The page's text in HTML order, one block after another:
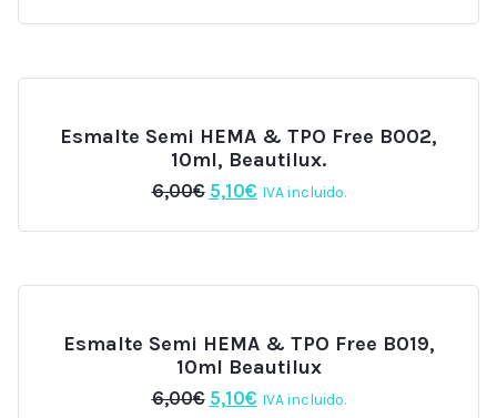
originalactual
Esmalte Semi HEMA & TPO Free B002,
10ml, Beautilux.
6,00€ El
original
5,10€El
actual
IVA incluido.
Esmalte Semi HEMA & TPO Free B019,
10ml Beautilux
6,00€ El
5,10€ElIVA incluido.